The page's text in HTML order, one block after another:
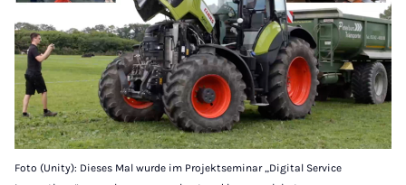
Foto (Unity): Dieses Mal wurde im Projektseminar „Digital Service